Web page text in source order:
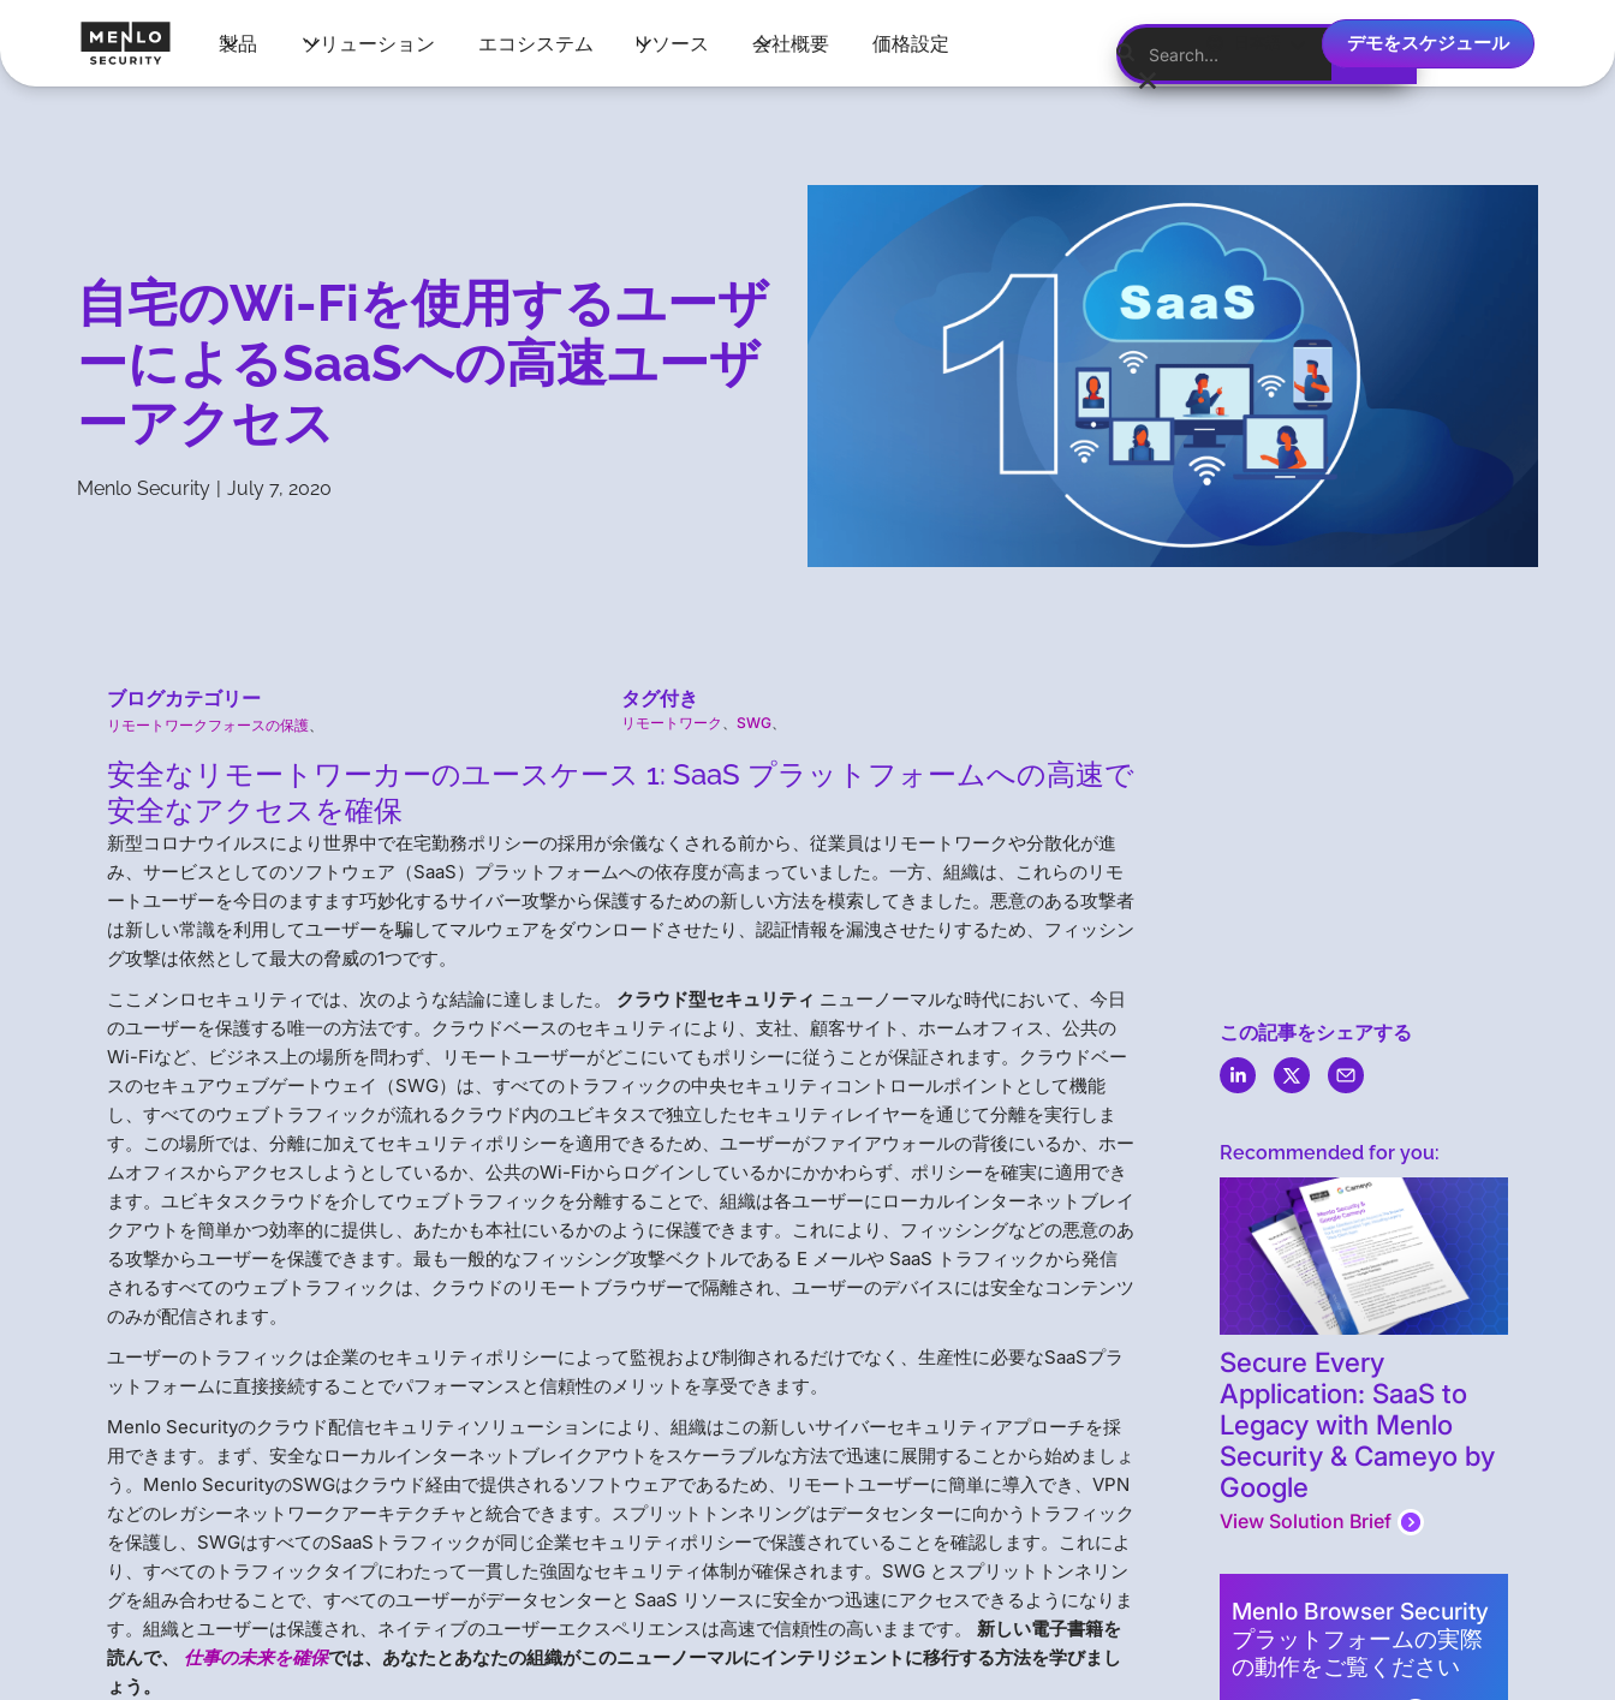
製品 ソリューション エコシステム リソース 会社概要 価格設定 デモをスケジュール
自宅のWi-Fiを使用するユーザ
ーによるSaaSへの高速ユーザ
ーアクセス
Menlo Security | July 7, 2020
ブログカテゴリー
リモートワークフォースの保護、
タグ付き
リモートワーク 、 SWG、
安全なリモートワーカーのユースケース 1: SaaS プラットフォームへの高速で
安全なアクセスを確保
新型コロナウイルスにより世界中で在宅勤務ポリシーの採用が余儀なくされる前から、従業員はリモートワークや分散化が進
み、サービスとしてのソフトウェア（SaaS）プラットフォームへの依存度が高まっていました。一方、組織は、これらのリモ
ートユーザーを今日のますます巧妙化するサイバー攻撃から保護するための新しい方法を模索してきました。悪意のある攻撃者
は新しい常識を利用してユーザーを騙してマルウェアをダウンロードさせたり、認証情報を漏洩させたりするため、フィッシン
グ攻撃は依然として最大の脅威の1つです。
ここメンロセキュリティでは、次のような結論に達しました。 クラウド型セキュリティ ニューノーマルな時代において、今日
のユーザーを保護する唯一の方法です。クラウドベースのセキュリティにより、支社、顧客サイト、ホームオフィス、公共の
Wi-Fiなど、ビジネス上の場所を問わず、リモートユーザーがどこにいてもポリシーに従うことが保証されます。クラウドベー
スのセキュアウェブゲートウェイ（SWG）は、すべてのトラフィックの中央セキュリティコントロールポイントとして機能
し、すべてのウェブトラフィックが流れるクラウド内のユビキタスで独立したセキュリティレイヤーを通じて分離を実行しま
す。この場所では、分離に加えてセキュリティポリシーを適用できるため、ユーザーがファイアウォールの背後にいるか、ホー
ムオフィスからアクセスしようとしているか、公共のWi-Fiからログインしているかにかかわらず、ポリシーを確実に適用でき
ます。ユビキタスクラウドを介してウェブトラフィックを分離することで、組織は各ユーザーにローカルインターネットブレイ
クアウトを簡単かつ効率的に提供し、あたかも本社にいるかのように保護できます。これにより、フィッシングなどの悪意のあ
る攻撃からユーザーを保護できます。最も一般的なフィッシング攻撃ベクトルである E メールや SaaS トラフィックから発信
されるすべてのウェブトラフィックは、クラウドのリモートブラウザーで隔離され、ユーザーのデバイスには安全なコンテンツ
のみが配信されます。
ユーザーのトラフィックは企業のセキュリティポリシーによって監視および制御されるだけでなく、生産性に必要なSaaSプラ
ットフォームに直接接続することでパフォーマンスと信頼性のメリットを享受できます。
Menlo Securityのクラウド配信セキュリティソリューションにより、組織はこの新しいサイバーセキュリティアプローチを採
用できます。まず、安全なローカルインターネットブレイクアウトをスケーラブルな方法で迅速に展開することから始めましょ
う。Menlo SecurityのSWGはクラウド経由で提供されるソフトウェアであるため、リモートユーザーに簡単に導入でき、VPN
などのレガシーネットワークアーキテクチャと統合できます。スプリットトンネリングはデータセンターに向かうトラフィック
を保護し、SWGはすべてのSaaSトラフィックが同じ企業セキュリティポリシーで保護されていることを確認します。これによ
り、すべてのトラフィックタイプにわたって一貫した強固なセキュリティ体制が確保されます。SWG とスプリットトンネリン
グを組み合わせることで、すべてのユーザーがデータセンターと SaaS リソースに安全かつ迅速にアクセスできるようになりま
す。組織とユーザーは保護され、ネイティブのユーザーエクスペリエンスは高速で信頼性の高いままです。
新しい電子書籍を
読んで、 仕事の未来を確保では、あなたとあなたの組織がこのニューノーマルにインテリジェントに移行する方法を学びまし
ょう。
この記事をシェアする
Recommended for you:
Secure Every
Application: SaaS to
Legacy with Menlo
Security & Cameyo by
Google
View Solution Brief
Menlo Browser Security
プラットフォームの実際
の動作をご覧ください